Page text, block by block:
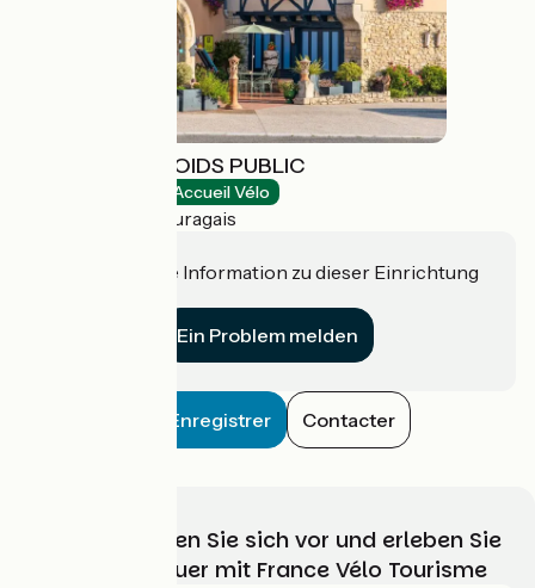
AUBERGE DU POIDS PUBLIC
Accueil Vélo
Saint-Félix-Lauragais
Haben Sie eine Information zu dieser Einrichtung
Ein Problem melden
Enregistrer Contacter
Wählen, bereiten Sie sich vor und erleben Sie
Ihr Radabenteuer mit France Vélo Tourisme